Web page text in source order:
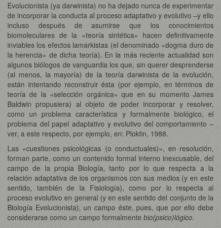
Evolucionista (ya darwinista) no ha dejado nunca de experimentar
de incorporar la conducta al proceso adaptativo y evolutivo –y ello
incluso después de asumirse que los conocimientos
biomoleculares de la «teoría sintética» hacen definitivamente
inviables los efectos lamarkistas (el denominado «dogma duro de
la herencia» de dicha teoría). En la más reciente actualidad son
algunos biólogos de vanguardia los que, sin querer desprenderse
(al menos, la mayoría) de la teoría darwinista de la evolución,
están intentando reconstruir ésta (por ejemplo, en términos de
teoría de la «selección orgánica» que en su momento James
Baldwin propusiera) al objeto de poder incorporar y resolver,
como un problema característica y formalmente biológico, el
problema del papel adaptativo y evolutivo del comportamiento –
ver, a este respecto, por ejemplo, en: Ploktin, 1988.
Las «cuestiones psicológicas (o conductuales)», en resolución,
forman parte, como un contenido formal interno inexcusable, del
campo de la propia Biología, tanto por lo que respecta a la
relación adaptativa de los organismos con sus medios (y en este
sentido, también de la Fisiología), como por lo respecta al
proceso evolutivo en general (y en este sentido del conjunto de la
Biología Evolucionista), un campo éste, pues, que por ello debe
considerarse como un campo formalmente bio(psico)lógico.